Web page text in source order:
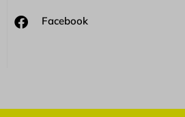
Facebook